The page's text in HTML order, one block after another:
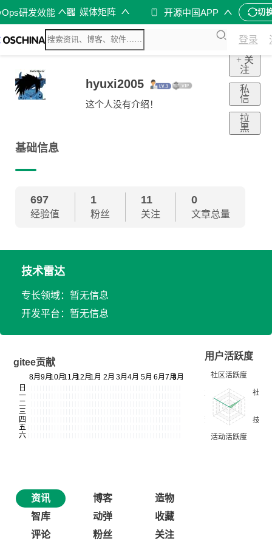
研发效能 媒体矩阵 开源中国APP 切
登录
hyuxi2005
这个人没有介绍！
+ 关
注
私
信
拉
黑
基础信息
697
经验值
1
粉丝
11
关注
0
文章总量
技术雷达
专长领域：暂无信息
开发平台：暂无信息
gitee贡献
用户活跃度
资讯 博客
造物
智库
动弹
收藏
评论
粉丝 关注